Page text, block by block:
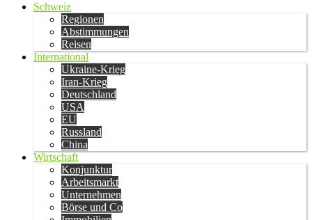
Schweiz
Regionen
Abstimmungen
Reisen
International
Ukraine-Krieg
Iran-Krieg
Deutschland
USA
EU
Russland
China
Wirtschaft
Konjunktur
Arbeitsmarkt
Unternehmen
Börse und Co